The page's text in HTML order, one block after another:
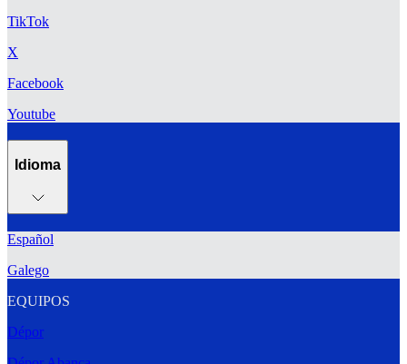
TikTok
X
Facebook
Youtube
Idioma
Español
Galego
EQUIPOS
Dépor